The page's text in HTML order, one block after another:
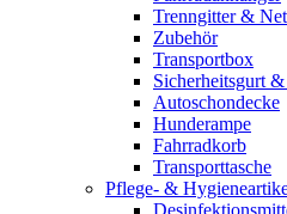
Trenngitter &
Zubehör
Transportbox
Sicherheitsgurt
Autoschondecke
Hunderampe
Fahrradkorb
Transporttasche
Pflege- &